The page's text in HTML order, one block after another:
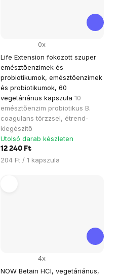
Life Extension fokozott szuper
emésztőenzimek és
probiotikumok, emésztőenzimek
és probiotikumok, 60
vegetáriánus kapszula 10
emésztőenzim probiotikus B.
coagulans törzzsel, étrend-
kiegészítő
0x
Utolsó darab készleten
12 240 Ft
Egységár:
204 Ft / 1 kapszula
NOW Betain HCl, vegetáriánus,
4x